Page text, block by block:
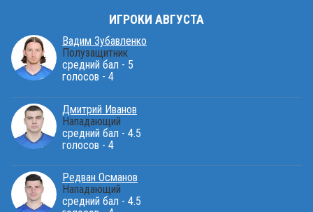
ИГРОКИ АВГУСТА
Вадим Зубавленко
Полузащитник
средний бал - 5
голосов - 4
Дмитрий Иванов
Нападающий
средний бал - 4.5
голосов - 4
Редван Османов
Нападающий
средний бал - 4.5